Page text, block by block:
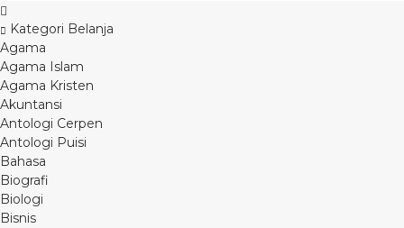
Kategori Belanja
Agama
Agama Islam
Agama Kristen
Akuntansi
Antologi Cerpen
Antologi Puisi
Bahasa
Biografi
Biologi
Bisnis